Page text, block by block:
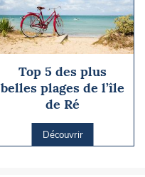
Top 5 des plus
belles plages de l’île
de Ré
Découvrir